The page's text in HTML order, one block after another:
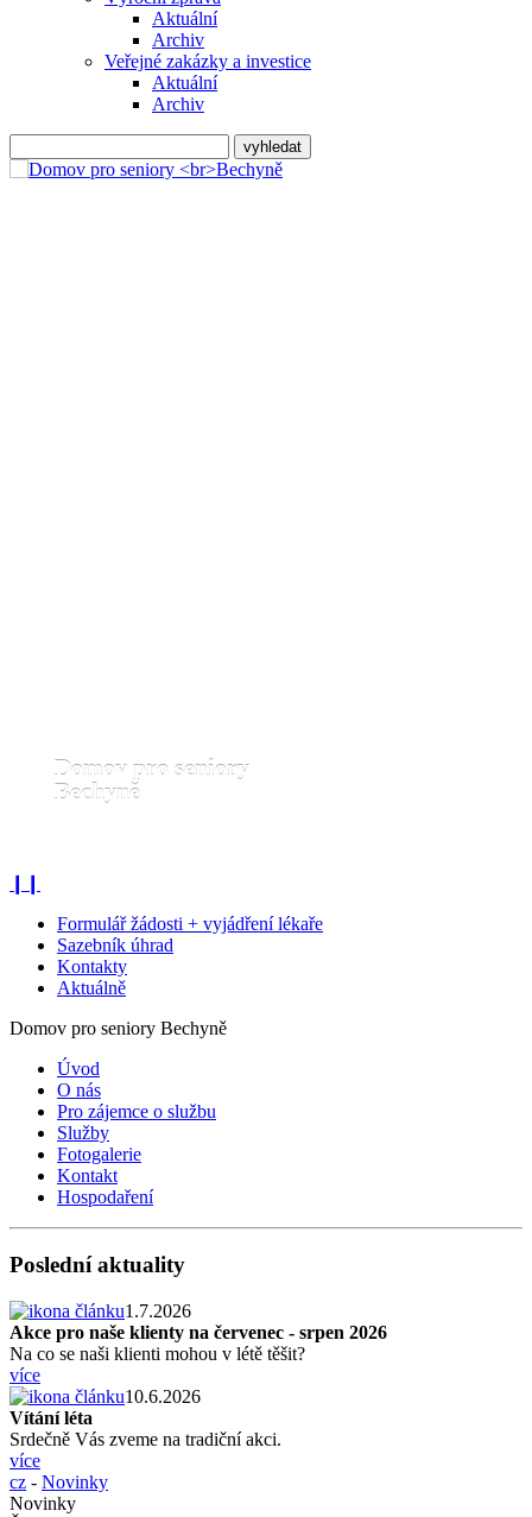
Aktuální
Archiv
Veřejné zakázky a investice
Aktuální
Archiv
Domov pro seniory
Bechyně
Formulář žádosti + vyjádření lékaře
Sazebník úhrad
Kontakty
Aktuálně
Domov pro seniory Bechyně
Úvod
O nás
Pro zájemce o službu
Služby
Fotogalerie
Kontakt
Hospodaření
Poslední aktuality
1.7.2026
Akce pro naše klienty na červenec - srpen 2026
Na co se naši klienti mohou v létě těšit?
více
10.6.2026
Vítání léta
Srdečně Vás zveme na tradiční akci.
více
cz - Novinky
Novinky